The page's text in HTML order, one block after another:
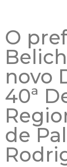
O
novo
40ª
de